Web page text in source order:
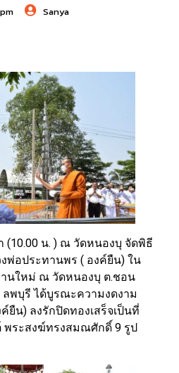
Sanya
(10.00 น. ) ณ วัดหนองบุ จัดพิธี
พ่อประทานพร ( องค์ยืน) ใน
นใหม่ ณ วัดหนองบุ ต.ชอน
พบุรี ได้บูรณะความงดงาม
ยืน) ลงรักปิดทองเสร็จเป็นที่
พระสงฆ์ทรงสมณศักดิ์ 9 รูป